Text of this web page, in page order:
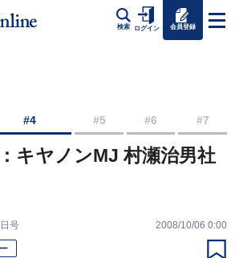
検索 ログイン 会員登録
#4 #5 #6 #7
キヤノンMJ 村瀬治男社
号 2008/10/06 0:00